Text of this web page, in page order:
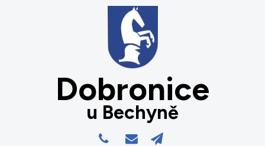
Dobronice
u Bechyně